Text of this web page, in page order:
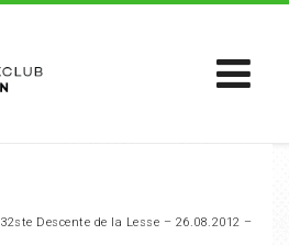
32ste Descente de la Lesse – 26.08.2012 –